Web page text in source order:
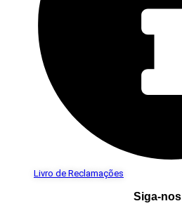
Livro de Reclamações
Siga-nos